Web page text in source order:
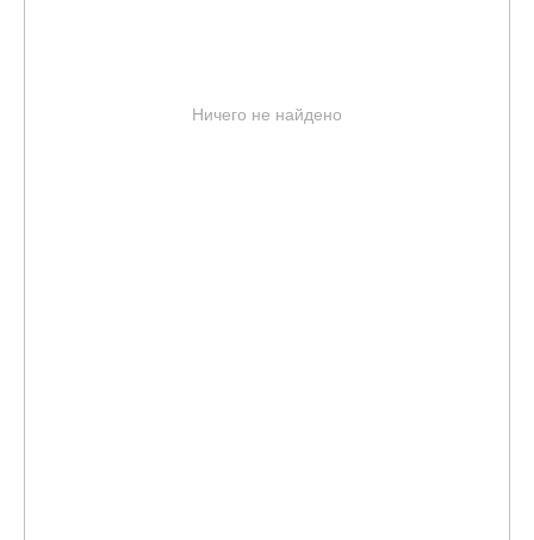
Ничего не найдено